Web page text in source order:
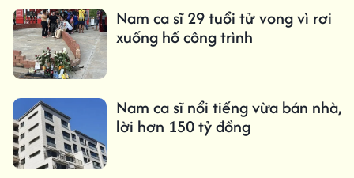
Nam ca sĩ 29 tuổi tử vong vì rơi
xuống hố công trình
Nam ca sĩ nổi tiếng vừa bán nhà,
lời hơn 150 tỷ đồng